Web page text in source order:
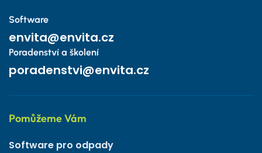
Software
envita@envita.cz
Poradenství a školení
poradenstvi@envita.cz
Pomůžeme Vám
Software pro odpady